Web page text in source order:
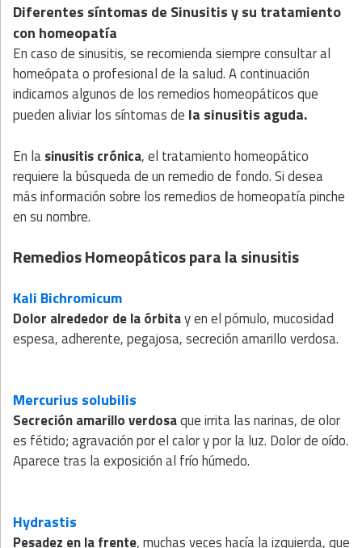
Diferentes síntomas de Sinusitis y su tratamiento
con homeopatía
En caso de sinusitis, se recomienda siempre consultar al
homeópata o profesional de la salud. A continuación
indicamos algunos de los remedios homeopáticos que
pueden aliviar los síntomas de la sinusitis aguda.
En lasinusitis crónica, el tratamiento homeopático
requiere la búsqueda de un remedio de fondo. Si desea
más información sobre los remedios de homeopatía pinche
en su nombre.
Remedios Homeopáticos para la sinusitis
Kali Bichromicum
Dolor alrededor de la órbitay en el pómulo, mucosidad
espesa, adherente, pegajosa, secreción amarillo verdosa.
Mercurius solubilis
Secreción amarillo verdosaque irrita las narinas, de olor
es fétido; agravación por el calor y por la luz. Dolor de oído.
Aparece tras la exposición al frío húmedo.
Hydrastis
Pesadez en la frente, muchas veces hacía la izquierda, que